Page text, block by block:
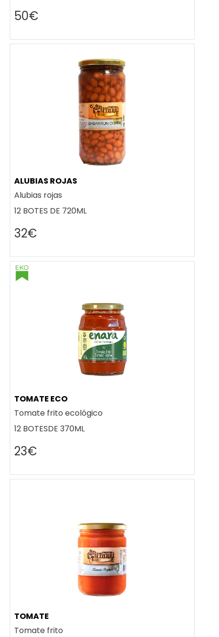
50€
ALUBIAS ROJAS
Alubias rojas
12 BOTES DE 720ML
32€
TOMATE ECO
Tomate frito ecológico
12 BOTESDE 370ML
23€
TOMATE
Tomate frito